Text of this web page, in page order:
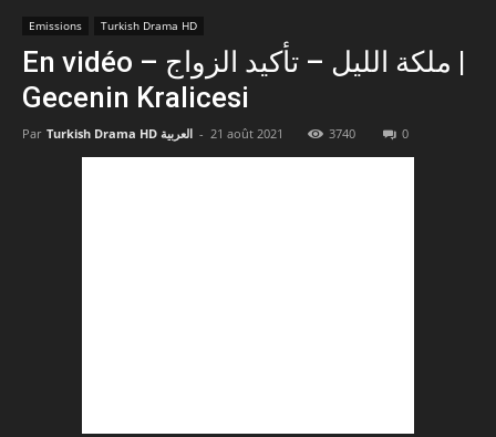
Emissions Turkish Drama HD
En vidéo – ملكة الليل – تأكيد الزواج |
Gecenin Kralicesi
Par Turkish Drama HD العربية - 21 août 2021 3740 0